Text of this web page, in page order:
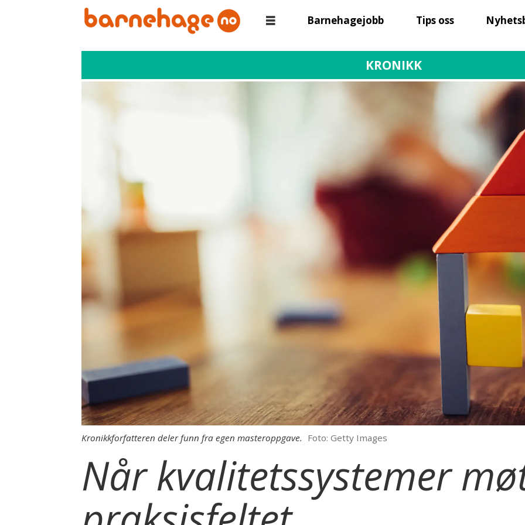
Barnehagejobb Tips oss
KRONIKK
Kronikkforfatteren deler funn fra egen masteroppgave. Foto: Getty Images
Når kvalitetssystemer